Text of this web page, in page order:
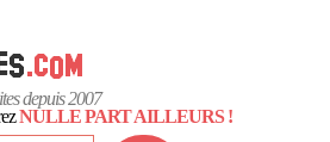
depuis 2007
NULLE PART AILLEURS !